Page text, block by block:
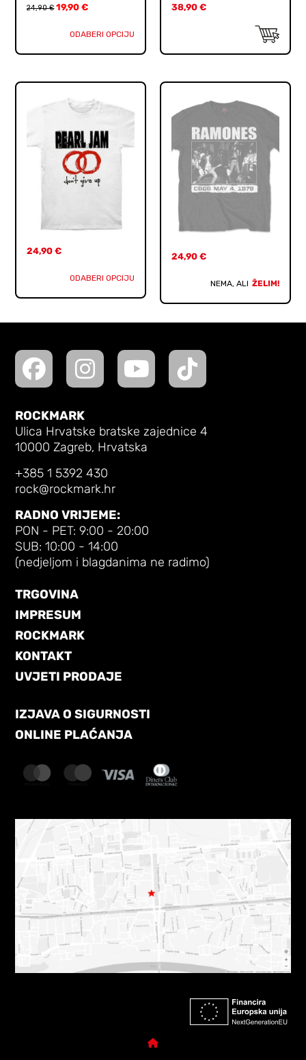
24,90€ 19,90€
ODABERI OPCIJU
38,90 €
24,90€
ODABERI OPCIJU
24,90 €
NEMA, ALI ŽELIM!
ROCKMARK
Ulica Hrvatske bratske zajednice 4
10000 Zagreb, Hrvatska
+385 1 5392 430
rock@rockmark.hr
RADNO VRIJEME:
PON - PET: 9:00 - 20:00
SUB: 10:00 - 14:00
(nedjeljom i blagdanima ne radimo)
TRGOVINA
IMPRESUM
ROCKMARK
KONTAKT
UVJETI PRODAJE
IZJAVA O SIGURNOSTI
ONLINE PLAĆANJA